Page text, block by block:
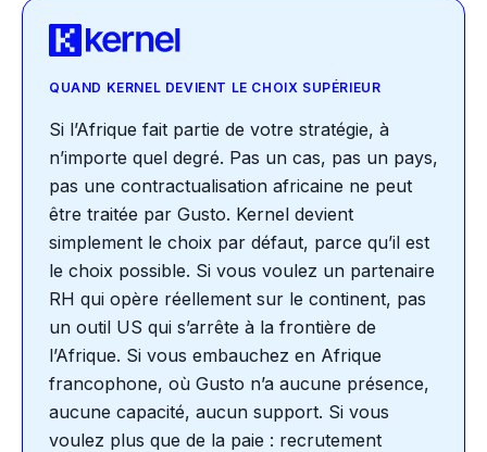
QUAND KERNEL DEVIENT LE CHOIX SUPÉRIEUR
Si l’Afrique fait partie de votre stratégie, à
n’importe quel degré. Pas un cas, pas un pays,
pas une contractualisation africaine ne peut
être traitée par Gusto. Kernel devient
simplement le choix par défaut, parce qu’il est
le choix possible. Si vous voulez un partenaire
RH qui opère réellement sur le continent, pas
un outil US qui s’arrête à la frontière de
l’Afrique. Si vous embauchez en Afrique
francophone, où Gusto n’a aucune présence,
aucune capacité, aucun support. Si vous
voulez plus que de la paie : recrutement